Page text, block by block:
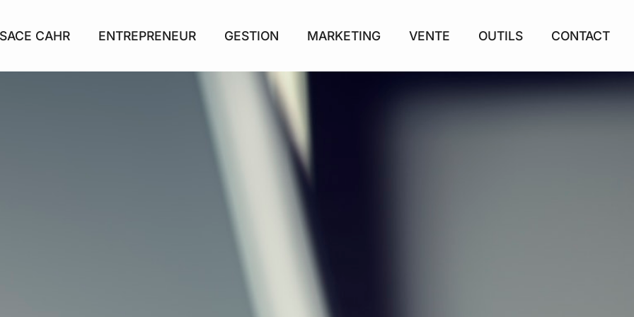
CAHR ENTREPRENEUR GESTION MARKETING VENTE OUTILS CONTACT